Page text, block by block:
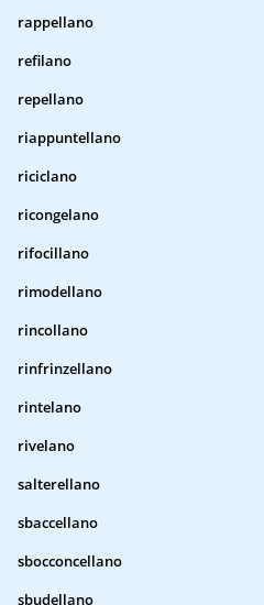
rappellano
refilano
repellano
riappuntellano
riciclano
ricongelano
rifocillano
rimodellano
rincollano
rinfrinzellano
rintelano
rivelano
salterellano
sbaccellano
sbocconcellano
sbudellano